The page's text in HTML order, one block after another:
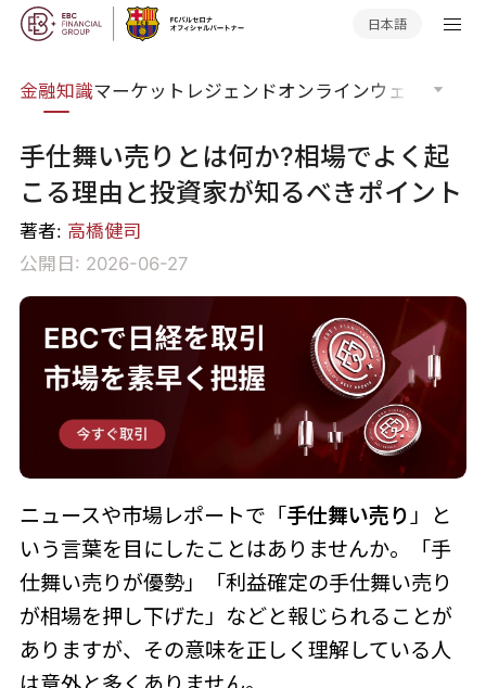
日本語
金融知識マーケットレジェンドオンラインウェビナー
手仕舞い売りとは何か?相場でよく起
こる理由と投資家が知るべきポイント
著者: 高橋健司
公開日: 2026-06-27
ニュースや市場レポートで「手仕舞い売り」と
いう言葉を目にしたことはありませんか。「手
仕舞い売りが優勢」「利益確定の手仕舞い売り
が相場を押し下げた」などと報じられることが
ありますが、その意味を正しく理解している人